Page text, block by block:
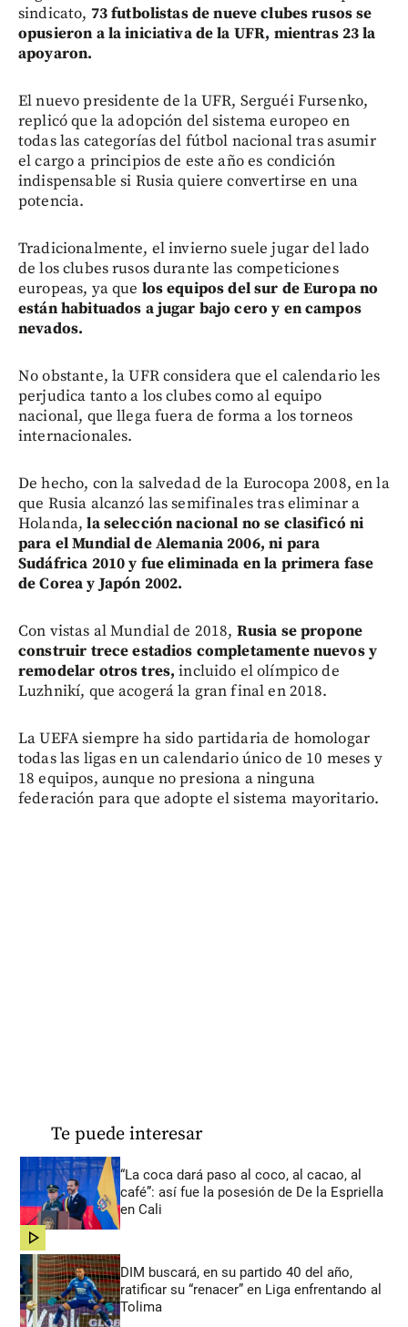
sindicato, 73 futbolistas de nueve clubes rusos se
opusieron a la iniciativa de la UFR, mientras 23 la
apoyaron.
El nuevo presidente de la UFR, Serguéi Fursenko,
replicó que la adopción del sistema europeo en
todas las categorías del fútbol nacional tras asumir
el cargo a principios de este año es condición
indispensable si Rusia quiere convertirse en una
potencia.
Tradicionalmente, el invierno suele jugar del lado
de los clubes rusos durante las competiciones
europeas, ya que los equipos del sur de Europa no
están habituados a jugar bajo cero y en campos
nevados.
No obstante, la UFR considera que el calendario les
perjudica tanto a los clubes como al equipo
nacional, que llega fuera de forma a los torneos
internacionales.
De hecho, con la salvedad de la Eurocopa 2008, en la
que Rusia alcanzó las semifinales tras eliminar a
Holanda,la selección nacional no se clasificó ni
para el Mundial de Alemania 2006, ni para
Sudáfrica 2010 y fue eliminada en la primera fase
de Corea y Japón 2002.
Con vistas al Mundial de 2018, Rusia se propone
construir trece estadios completamente nuevos y
remodelar otros tres, incluido el olímpico de
Luzhnikí, que acogerá la gran final en 2018.
La UEFA siempre ha sido partidaria de homologar
todas las ligas en un calendario único de 10 meses y
18 equipos, aunque no presiona a ninguna
federación para que adopte el sistema mayoritario.
Te puede interesar
“La coca dará paso al coco, al cacao, al
café”: así fue la posesión de De la Espriella
en Cali
share
DIM buscará, en su partido 40 del año,
ratificar su “renacer” en Liga enfrentando al
Tolima